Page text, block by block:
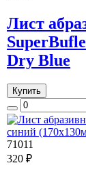
Лист
Dry Blue
Купить
71011
320 ₽